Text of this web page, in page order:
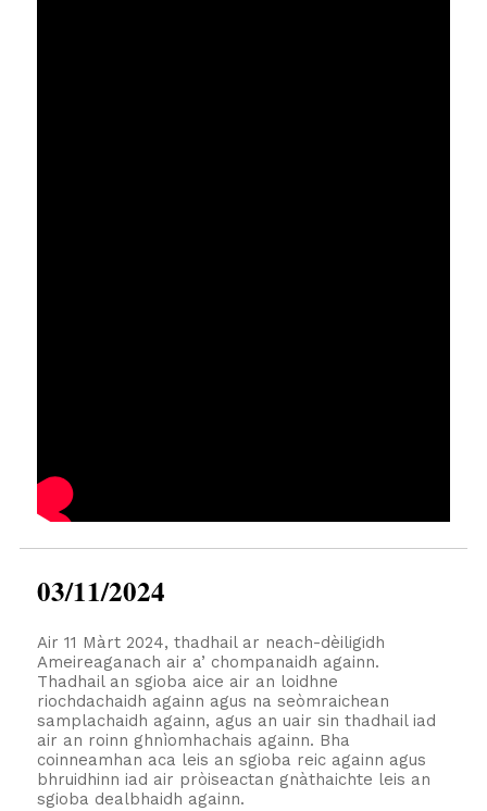
03/11/2024
Air 11 Màrt 2024, thadhail ar neach-dèiligidh
Ameireaganach air a’ chompanaidh againn.
Thadhail an sgioba aice air an loidhne
riochdachaidh againn agus na seòmraichean
samplachaidh againn, agus an uair sin thadhail iad
air an roinn ghnìomhachais againn. Bha
coinneamhan aca leis an sgioba reic againn agus
bhruidhinn iad air pròiseactan gnàthaichte leis an
sgioba dealbhaidh againn.